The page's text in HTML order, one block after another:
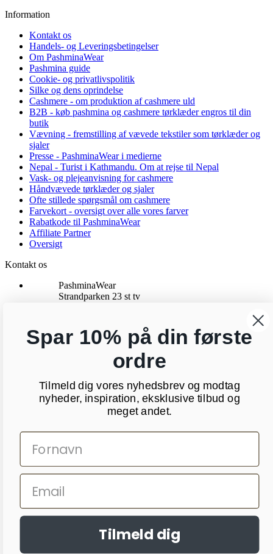
Information
Kontakt os
Handels- og Leveringsbetingelser
Om PashminaWear
Pashmina guide
Cookie- og privatlivspolitik
Silke og dens oprindelse
Cashmere - om produktion af cashmere uld
B2B - køb pashmina og cashmere tørklæder engros til din
butik
Vævning - fremstilling af vævede tekstiler som tørklæder og
sjaler
Presse - PashminaWear i medierne
Nepal - Turist i Kathmandu. Om at rejse til Nepal
Vask- og plejeanvisning for cashmere
Håndvævede tørklæder og sjaler
Ofte stillede spørgsmål om cashmere
Farvekort - oversigt over alle vores farver
Rabatkode til PashminaWear
Affiliate Partner
Oversigt
Kontakt os
PashminaWear
Strandparken 23 st tv
24 48 13 76
kundeservice@pashminawear.dk
Besøg vores showroom
Din e-mail
OK
Sociale medier
Pinterest
Instagram
Copyright 2026 PashminaWear
Spar 10% på din første
ordre
Tilmeld dig vores nyhedsbrev og modtag
nyheder, inspiration, eksklusive tilbud og
meget andet.
Tilmeld dig